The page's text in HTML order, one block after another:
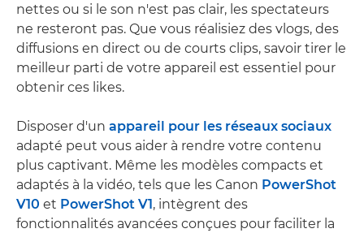
nettes ou si le son n'est pas clair, les spectateurs
ne resteront pas. Que vous réalisiez des vlogs, des
diffusions en direct ou de courts clips, savoir tirer le
meilleur parti de votre appareil est essentiel pour
obtenir ces likes.
Disposer d'un appareil pour les réseaux sociaux
adapté peut vous aider à rendre votre contenu
plus captivant. Même les modèles compacts et
adaptés à la vidéo, tels que les Canon PowerShot
V10 et PowerShot V1, intègrent des
fonctionnalités avancées conçues pour faciliter la